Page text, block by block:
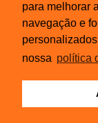
para melhorar
navegação e
nossa política
Rua Gonçalo
4000-269 Porto
Tel: 222 085 009
Fax: 222 085 010
Email: